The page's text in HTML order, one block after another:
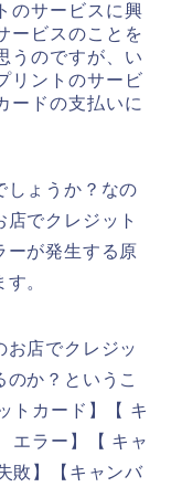
のサービスに興
ービスのことを
うのですが、い
リントのサービ
ードの支払いに
しょうか？なの
でクレジット
ーが発生する原
。
お店でクレジッ
のか？というこ
トカード】【 キ
エラー】【 キャ
敗】【キャンバ